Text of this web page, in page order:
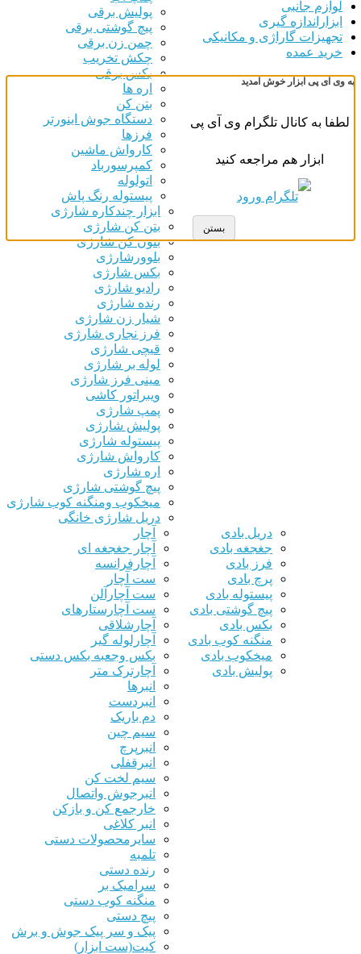
پولیش برقی
پیچ گوشتی برقی
چمن زن برقی
چکش تخریب
بکس برقی
اره ها
بتن کن
دستگاه جوش اینورتر
فرزها
کارواش ماشین
کمپرسورباد
اتولوله
پیستوله رنگ پاش
ابزار چندکاره شارژی
بتن کن شارژی
بتون کن شارژی
بلوورشارژی
بکس شارژی
رادیو شارژی
رنده شارژی
شیار زن شارژی
فرز نجاری شارژی
قیچی شارژی
لوله بر شارژی
مینی فرز شارژی
ویبراتور کاشی
پمپ شارژی
پولیش شارژی
پیستوله شارژی
کارواش شارژی
اره شارژی
پیچ گوشتی شارژی
میخکوب ومنگنه کوب شارژی
دریل شارژی خانگی
آچار
آچار جغجغه ای
آچارفرانسه
ست آچار
ست آچارآلن
ست آچارستارهای
آچارشلاقی
آچارلوله گیر
بکس وجعبه بکس دستی
آچارترک متر
انبرها
انبردست
دم باریک
سیم چین
انبرپرچ
انبرقفلی
سیم لخت کن
انبرجوش واتصال
خارجمع کن و بازکن
انبر کلاغی
سایرمحصولات دستی
تلمبه
رنده دستی
سرامیک بر
منگنه کوب دستی
پیچ دستی
پیک و سر پیک جوش و برش
کیت(ست ابزار)
دریل بادی
جغجغه بادی
فرز بادی
پرچ بادی
پیستوله بادی
پیچ گوشتی بادی
بکس بادی
منگنه کوب بادی
میخکوب بادی
پولیش بادی
جانبی
گیری
گاراژی و مکانیکی
عمده
پی ابزار خوش آمدید
به کانال تلگرام وی آی پی
ابزار هم مراجعه کنید